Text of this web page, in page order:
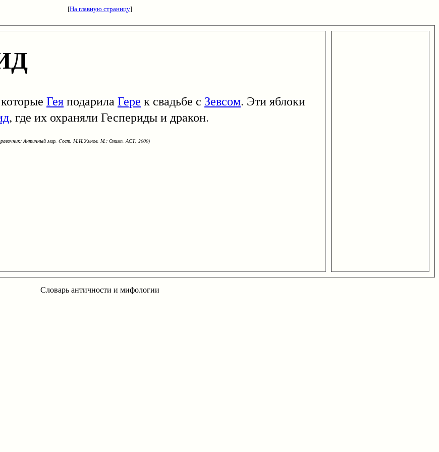
[На главную страницу]
ГеяподарилаГере к свадьбе с Зевсом. Эти яблоки
, где их охраняли Геспериды и дракон.
Античный мир. Cост. М.И.Умнов. М.: Олимп, АСТ, 2000)
Словарь античности и мифологии